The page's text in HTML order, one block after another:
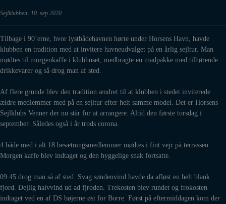
Sejlklubben 10. sep 2020
Tilbage i 90’erne, hvor lystbådehavnen hørte under Horsens Havn, havde
klubben en tradition med at invitere havneudvalget på en årlig sejltur. Man
mødtes til morgenkaffe i klubhuset, medbragte en madpakke med tilhørende
drikkevarer og så drog man af sted.
Af flere grunde blev den tradition ændret til at klubben i stedet inviterede
ældre medlemmer med på en sejltur efter helt samme model. Det er Horsens
Sejlklubs Venner der nu står for at arrangere. Altid den første torsdag i
september. Således også i år trods corona.
4 både med i alt 18 besætningsmedlemmer mødtes i fint vejr på terrassen.
Morgen kaffe blev indtaget og den hyggelige snak fortsatte.
09.45 drog man så af sted. Svag søndenvind havde da afløst en helt blank
fjord. Dejlig halvvind ud ad fjroden. Trekosten blev rundet og frokosten
indtaget ved en af DS bøjerne øst for Borre. Først på eftermiddagen kom der